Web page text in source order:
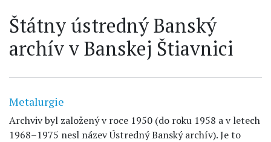
Štátny ústredný Banský
archív v Banskej Štiavnici
Metalurgie
Archviv byl založený v roce 1950 (do roku 1958 a v letech
1968–1975 nesl název Ústredný Banský archív). Je to